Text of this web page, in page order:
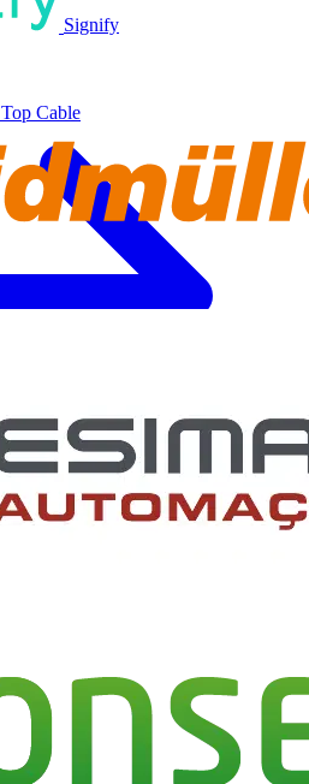
Signify
Top Cable